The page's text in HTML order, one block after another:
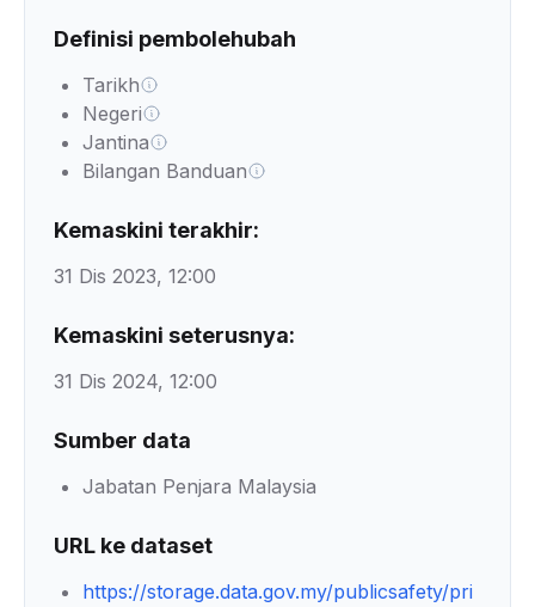
Definisi pembolehubah
Tarikh
Negeri
Jantina
Bilangan Banduan
Kemaskini terakhir:
31 Dis 2023, 12:00
Kemaskini seterusnya:
31 Dis 2024, 12:00
Sumber data
Jabatan Penjara Malaysia
URL ke dataset
https://storage.data.gov.my/publicsafety/pri